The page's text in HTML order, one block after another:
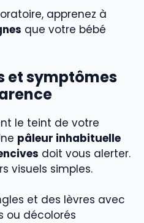
apprenez à
que votre bébé
et symptômes
le teint de votre
pâleur inhabituelle
doit vous alerter.
visuels simples.
et des lèvres avec
ou décolorés